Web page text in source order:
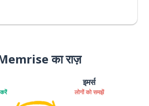
का राज़
इमर्स
लोगों को समझें